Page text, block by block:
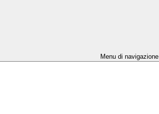
Menu di navigazione